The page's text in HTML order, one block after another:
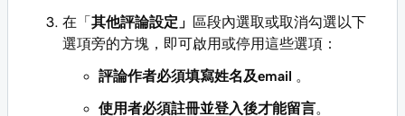
在「 其他評論設定」
區段內選取或取消勾選以下
選項旁的方塊，即可啟用或停用這些選項：
評論作者必須填寫姓名及email
使用者必須註冊並登入後才能留言